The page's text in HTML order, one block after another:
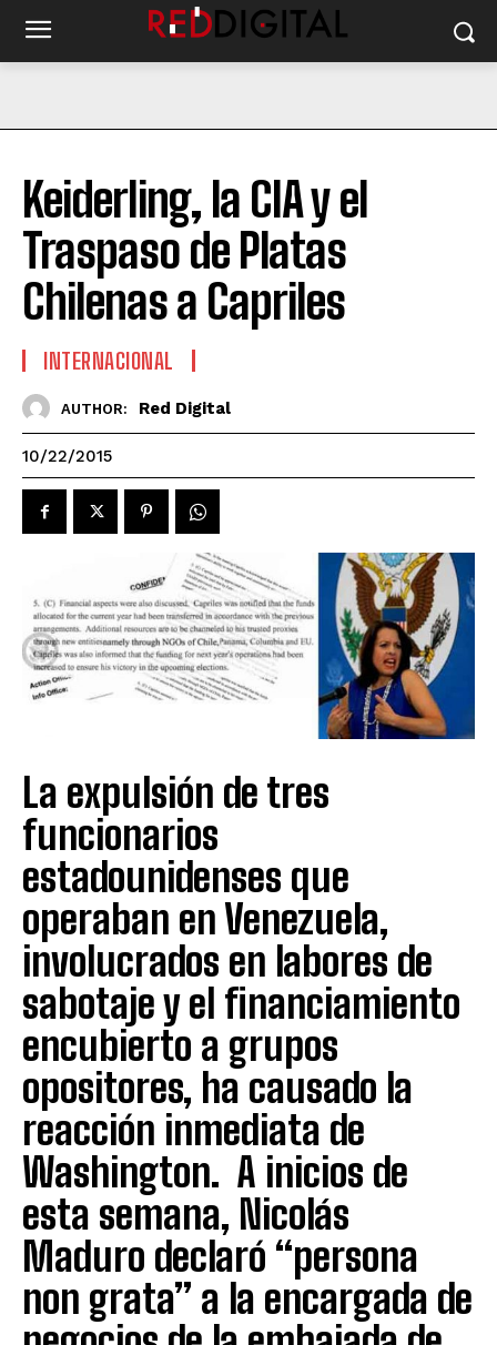
Keiderling, la CIA y el
Traspaso de Platas
Chilenas a Capriles
INTERNACIONAL
AUTHOR: Red Digital
10/22/2015
La expulsión de tres
funcionarios
estadounidenses que
operaban en Venezuela,
involucrados en labores de
sabotaje y el financiamiento
encubierto a grupos
opositores, ha causado la
reacción inmediata de
Washington. A inicios de
esta semana, Nicolás
Maduro declaró “persona
non grata” a la encargada de